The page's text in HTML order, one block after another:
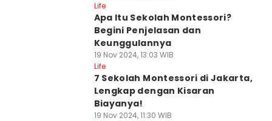
Life
Apa Itu Sekolah Montessori?
Begini Penjelasan dan
Keunggulannya
19 Nov 2024, 13:03 WIB
Life
7 Sekolah Montessori di Jakarta,
Lengkap dengan Kisaran
Biayanya!
19 Nov 2024, 11:30 WIB